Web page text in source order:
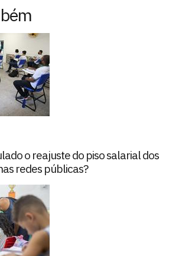
o reajuste do piso salarial dos
redes públicas?